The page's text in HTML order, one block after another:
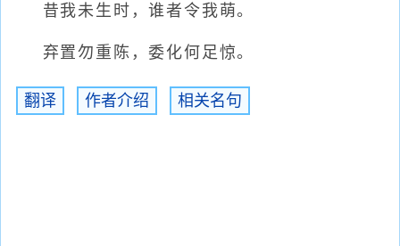
昔我未生时，谁者令我萌。
弃置勿重陈，委化何足惊。
翻译 作者介绍 相关名句